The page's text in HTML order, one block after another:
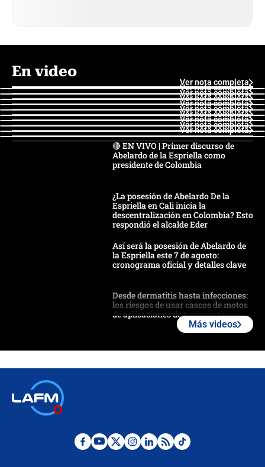
En video
Ver nota completa
Ver nota completa
Ver nota completa
Ver nota completa
Ver nota completa
Ver nota completa
Ver nota completa
Ver nota completa
Ver nota completa
Ver nota completa
🔴 EN VIVO | Primer discurso de
Abelardo de la Espriella como
presidente de Colombia
¿La posesión de Abelardo De la
Espriella en Cali inicia la
descentralización en Colombia? Esto
respondió el alcalde Eder
Así será la posesión de Abelardo de
la Espriella este 7 de agosto:
cronograma oficial y detalles clave
Desde dermatitis hasta infecciones:
los riesgos de usar cascos de motos
de aplicaciones de transporte
Posesión de Abelardo De La Espriella
Más videos